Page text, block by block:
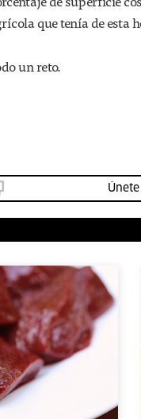
que tenía de esta
un reto.